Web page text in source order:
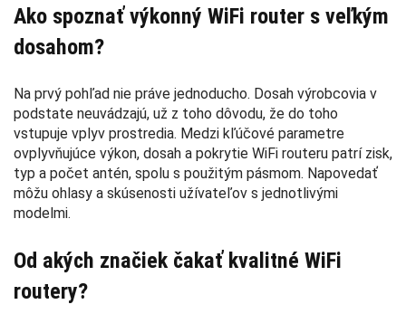
Ako spoznať výkonný WiFi router s veľkým
dosahom?
Na prvý pohľad nie práve jednoducho. Dosah výrobcovia v
podstate neuvádzajú, už z toho dôvodu, že do toho
vstupuje vplyv prostredia. Medzi kľúčové parametre
ovplyvňujúce výkon, dosah a pokrytie WiFi routeru patrí zisk,
typ a počet antén, spolu s použitým pásmom. Napovedať
môžu ohlasy a skúsenosti užívateľov s jednotlivými
modelmi.
Od akých značiek čakať kvalitné WiFi
routery?